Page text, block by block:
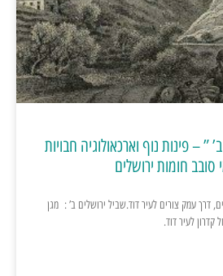
” – פינות נוף וארכאולוגיה חבויות
סובב חומות ירושלים
דרך עמק צורים לעיר דוד.שביל ירושלים ב’ : מגן
קדרון לעיר דוד.